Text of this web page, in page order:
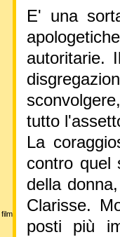
E' una
autoritarie.
tutto
La
contro quel
della
Clarisse.
posti più
film